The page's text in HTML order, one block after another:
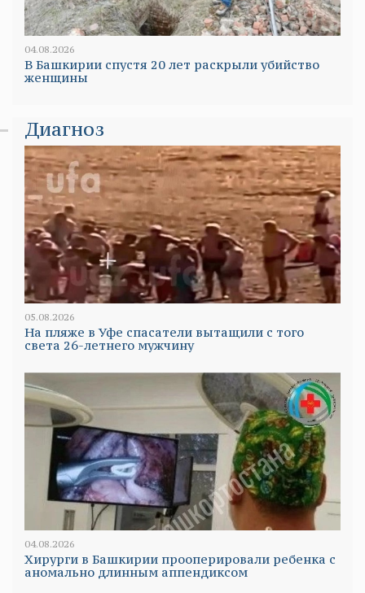
04.08.2026
В Башкирии спустя 20 лет раскрыли убийство
женщины
Диагноз
05.08.2026
На пляже в Уфе спасатели вытащили с того
света 26-летнего мужчину
04.08.2026
Хирурги в Башкирии прооперировали ребенка с
аномально длинным аппендиксом